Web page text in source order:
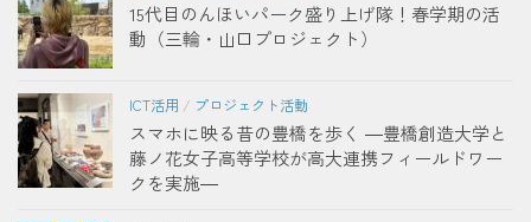
15代目のんほいパーク盛り上げ隊！春学期の活
動（三輪・山口プロジェクト）
ICT活用 / プロジェクト活動
スマホに映る昔の豊橋を歩く ―豊橋創造大学と
藤ノ花女子高等学校が高大連携フィールドワー
クを実施―